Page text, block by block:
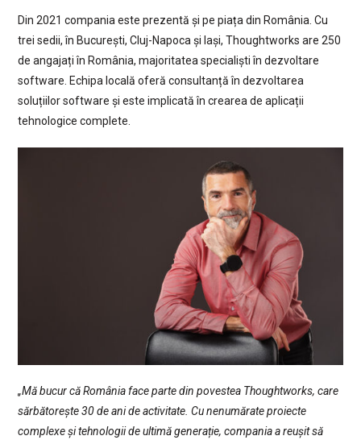
Din 2021 compania este prezentă și pe piața din România. Cu
trei sedii, în București, Cluj-Napoca și Iași, Thoughtworks are 250
de angajați în România, majoritatea specialiști în dezvoltare
software. Echipa locală oferă consultanță în dezvoltarea
soluțiilor software și este implicată în crearea de aplicații
tehnologice complete.
„Mă bucur că România face parte din povestea Thoughtworks, care
sărbătorește 30 de ani de activitate. Cu nenumărate proiecte
complexe și tehnologii de ultimă generație, compania a reușit să